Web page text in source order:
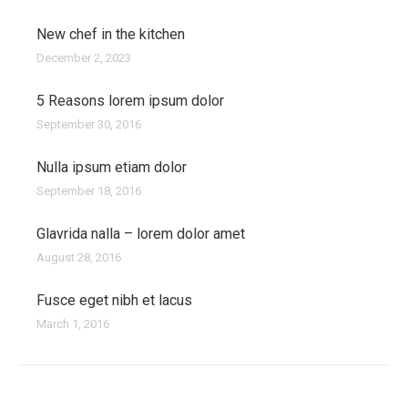
New chef in the kitchen
December 2, 2023
5 Reasons lorem ipsum dolor
September 30, 2016
Nulla ipsum etiam dolor
September 18, 2016
Glavrida nalla – lorem dolor amet
August 28, 2016
Fusce eget nibh et lacus
March 1, 2016